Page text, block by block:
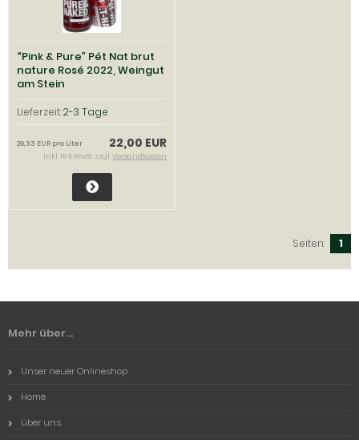
“Pink & Pure” Pét Nat brut
nature Rosé 2022, Weingut
am Stein
Lieferzeit:2-3 Tage
22,00 EUR
29,33 EUR pro Liter
inkl. 19 % MwSt. zzgl.Versandkosten
Seiten: 1
Mehr über...
Unser neuer Onlineshop
Home
über uns